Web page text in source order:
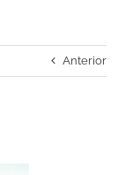
Anterior